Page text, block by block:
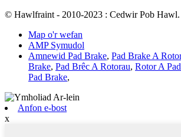
© Hawlfraint - 2010-2023 : Cedwir Pob Hawl.
Map o'r wefan
AMP Symudol
Amnewid Pad Brake, Pad Brake A Rotor
Brake, Pad Brêc A Rotorau, Rotor A
Pad Brake,
Anfon e-bost
x